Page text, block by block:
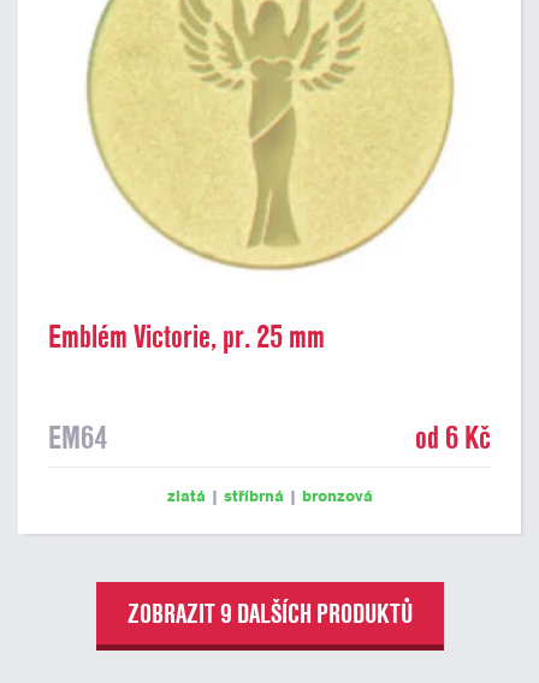
Emblém Victorie, pr. 25 mm
EM64 od 6 Kč
zlatá | stříbrná | bronzová
ZOBRAZIT 9 DALŠÍCH PRODUKTŮ